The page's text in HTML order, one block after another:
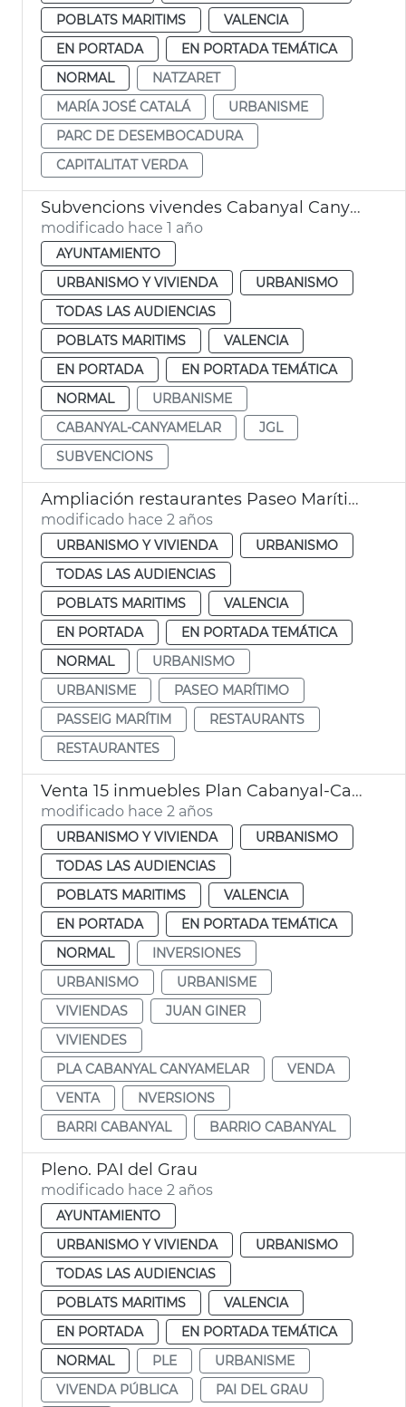
POBLATS MARITIMS
VALENCIA
EN PORTADA
EN PORTADA TEMÁTICA
NORMAL
NATZARET
MARÍA JOSÉ CATALÁ
URBANISME
PARC DE DESEMBOCADURA
CAPITALITAT VERDA
Subvencions vivendes Cabanyal Canyamelar
modificado hace 1 año
AYUNTAMIENTO
URBANISMO Y VIVIENDA
URBANISMO
TODAS LAS AUDIENCIAS
POBLATS MARITIMS
VALENCIA
EN PORTADA
EN PORTADA TEMÁTICA
NORMAL
URBANISME
CABANYAL-CANYAMELAR
JGL
SUBVENCIONS
Ampliación restaurantes Paseo Marítimo
modificado hace 2 años
URBANISMO Y VIVIENDA
URBANISMO
TODAS LAS AUDIENCIAS
POBLATS MARITIMS
VALENCIA
EN PORTADA
EN PORTADA TEMÁTICA
NORMAL
URBANISMO
URBANISME
PASEO MARÍTIMO
PASSEIG MARÍTIM
RESTAURANTS
RESTAURANTES
Venta 15 inmuebles Plan Cabanyal-Canyamelar
modificado hace 2 años
URBANISMO Y VIVIENDA
URBANISMO
TODAS LAS AUDIENCIAS
POBLATS MARITIMS
VALENCIA
EN PORTADA
EN PORTADA TEMÁTICA
NORMAL
INVERSIONES
URBANISMO
URBANISME
VIVIENDAS
JUAN GINER
VIVIENDES
PLA CABANYAL CANYAMELAR
VENDA
VENTA
NVERSIONS
BARRI CABANYAL
BARRIO CABANYAL
Pleno. PAI del Grau
modificado hace 2 años
AYUNTAMIENTO
URBANISMO Y VIVIENDA
URBANISMO
TODAS LAS AUDIENCIAS
POBLATS MARITIMS
VALENCIA
EN PORTADA
EN PORTADA TEMÁTICA
NORMAL
PLE
URBANISME
VIVENDA PÚBLICA
PAI DEL GRAU